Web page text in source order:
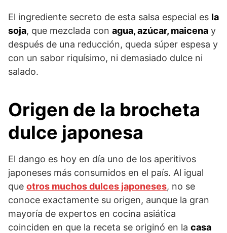
El ingrediente secreto de esta salsa especial es la
soja, que mezclada con agua, azúcar, maicena y
después de una reducción, queda súper espesa y
con un sabor riquísimo, ni demasiado dulce ni
salado.
Origen de la brocheta
dulce japonesa
El dango es hoy en día uno de los aperitivos
japoneses más consumidos en el país. Al igual
que otros muchos dulces japoneses, no se
conoce exactamente su origen, aunque la gran
mayoría de expertos en cocina asiática
coinciden en que la receta se originó en la casa